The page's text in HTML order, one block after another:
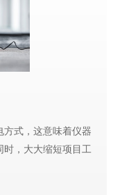
方式，这意味着仪器
时，大大缩短项目工